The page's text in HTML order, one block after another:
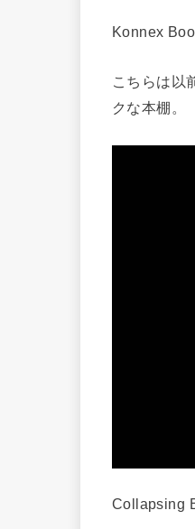
Konnex
こちらは以
クな本棚。
Collapsing